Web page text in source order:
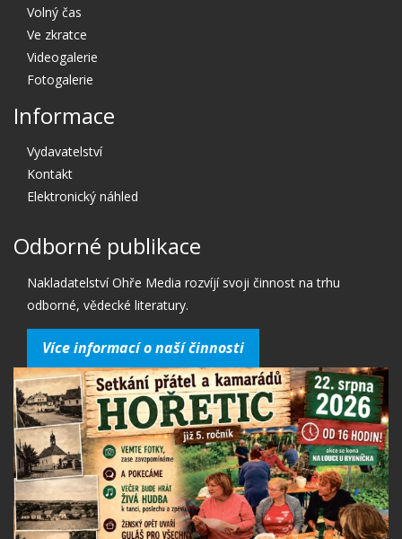
Volný čas
Ve zkratce
Videogalerie
Fotogalerie
Informace
Vydavatelství
Kontakt
Elektronický náhled
Odborné publikace
Nakladatelství Ohře Media rozvíjí svoji činnost na trhu
odborné, vědecké literatury.
Více informací o naší činnosti